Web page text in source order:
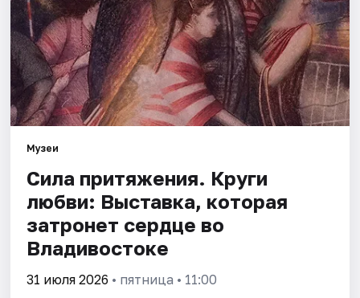
Музеи
Сила притяжения. Круги
любви: Выставка, которая
затронет сердце во
Владивостоке
31 июля 2026 • пятница • 11:00